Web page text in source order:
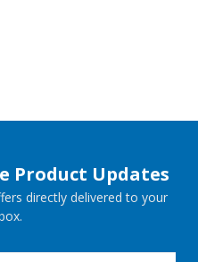
Product Updates
directly delivered to your